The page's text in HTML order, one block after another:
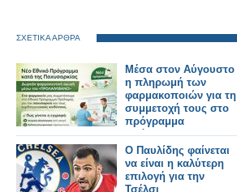
ΣΧΕΤΙΚΑ ΑΡΘΡΑ
Μέσα στον Αύγουστο
η πληρωμή των
φαρμακοποιών για τη
συμμετοχή τους στο
πρόγραμμα
πρόληψης της
παχυσαρκίας
Ο Παυλίδης φαίνεται
να είναι η καλύτερη
επιλογή για την
Τσέλσι